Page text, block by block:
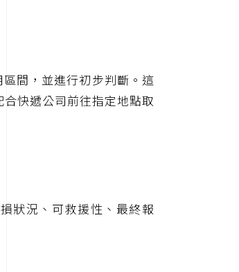
間，並進行初步判斷。這
快遞公司前往指定地點取
狀況、可救援性、最終報